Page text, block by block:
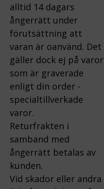
alltid 14 dagars
ångerrätt under
förutsättning att
varan är oanvänd. Det
gäller dock ej på varor
som är graverade
enligt din order -
specialtillverkade
varor.
Returfrakten i
samband med
ångerrätt betalas av
kunden.
Vid skador eller andra